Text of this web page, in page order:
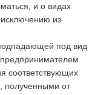
и о видах
из
под вид
соответствующих
полученными от